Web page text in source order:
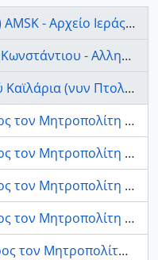
Μητροπόλεως Σερβίων - Κοζάνης
Σερβιών και Κοζάνης με χωριά επαρχίας Εορδαίας
(νυν Πτολεμαΐδα)
με τον διορισμό του εκπαιδευτικού Παπασταύρου στο χωριό Ραδούνιστα 01
με τον διορισμό του εκπαιδευτικού Παπασταύρου 01
Καϊλάρια σχετικά με ζητήματα μισθοδοσίας 01
Κωνστάντιο από το χωριό Καϊλάρια
από το χωριό Καϊλάρια